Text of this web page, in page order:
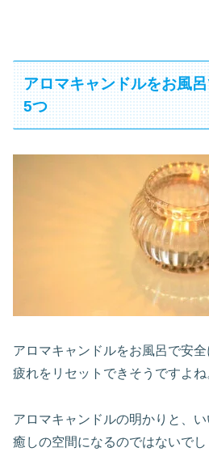
アロマキャンドルをお風
5つ
アロマキャンドルをお風呂で安
疲れをリセットできそうですよね
アロマキャンドルの明かりと、
癒しの空間になるのではないでし